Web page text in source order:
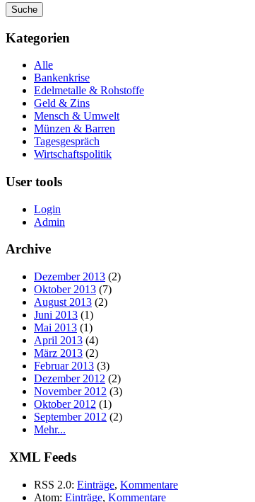
Kategorien
Alle
Bankenkrise
Edelmetalle & Rohstoffe
Geld & Zins
Mensch & Umwelt
Münzen & Barren
Tagesgespräch
Wirtschaftspolitik
User tools
Login
Admin
Archive
Dezember 2013 (2)
Oktober 2013 (7)
August 2013 (2)
Juni 2013 (1)
Mai 2013 (1)
April 2013 (4)
März 2013 (2)
Februar 2013 (3)
Dezember 2012 (2)
November 2012 (3)
Oktober 2012 (1)
September 2012 (2)
Mehr...
XML Feeds
RSS 2.0: Einträge, Kommentare
Atom: Einträge, Kommentare